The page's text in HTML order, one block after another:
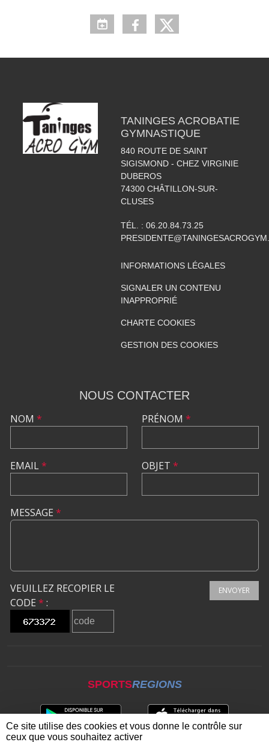
TANINGES ACROBATIE
GYMNASTIQUE
840 ROUTE DE SAINT
SIGISMOND - CHEZ VIRGINIE
DUBEROS
74300 CHÂTILLON-SUR-
CLUSES
TÉL. : 06.20.84.73.25
INFORMATIONS LÉGALES
SIGNALER UN CONTENU
INAPPROPRIÉ
CHARTE COOKIES
GESTION DES COOKIES
NOUS CONTACTER
NOM *
EMAIL*
PRÉNOM *
OBJET *
MESSAGE *
VEUILLEZ RECOPIER LE
CODE * :
ENVOYER
SPORTSREGIONS
Ce site utilise des cookies et vous donne le contrôle sur
ceux que vous souhaitez activer